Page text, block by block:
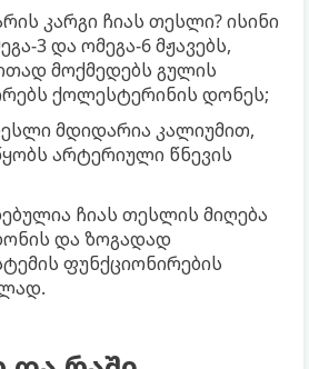
კარგი ჩიას თესლი? ისინი
3 და ომეგა-6 მჟავებს,
მოქმედებს გულის
ქოლესტერინის დონეს;
მდიდარია კალიუმით,
არტერიული წნევის
ჩიას თესლის მიღება
და ზოგადად
ფუნქციონირების